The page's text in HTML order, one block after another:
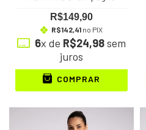
R$149,90
R$142,41 no PIX
6x de R$24,98sem
juros
COMPRAR